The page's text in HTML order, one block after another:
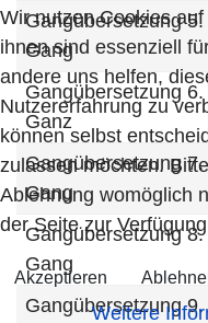
Gangübersetzung 5.
Gang
Gangübersetzung 6.
Ganz
Gangübersetzung 7.
Gang
Gangübersetzung 8.
Gang
Gangübersetzung 9.
Wir nutzen Cookies
ihnen sind essenziell
andere uns helfen,
Nutzererfahrung zu
können selbst
zulassen möchten.
Ablehnung womöglich
der Seite zur
Akzeptieren
Weitere